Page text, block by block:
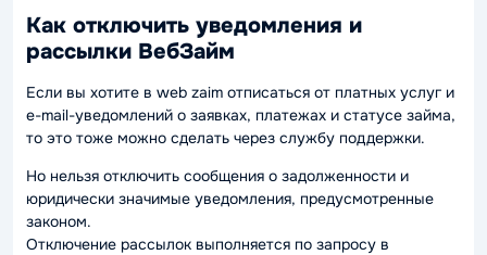
Как отключить уведомления и
рассылки ВебЗайм
Если вы хотите в ​​web zaim отписаться от платных услуг и
e-mail-уведомлений о заявках, платежах и статусе займа,
то это тоже можно сделать через службу поддержки.
Но нельзя отключить сообщения о задолженности и
юридически значимые уведомления, предусмотренные
законом.
Отключение рассылок выполняется по запросу в